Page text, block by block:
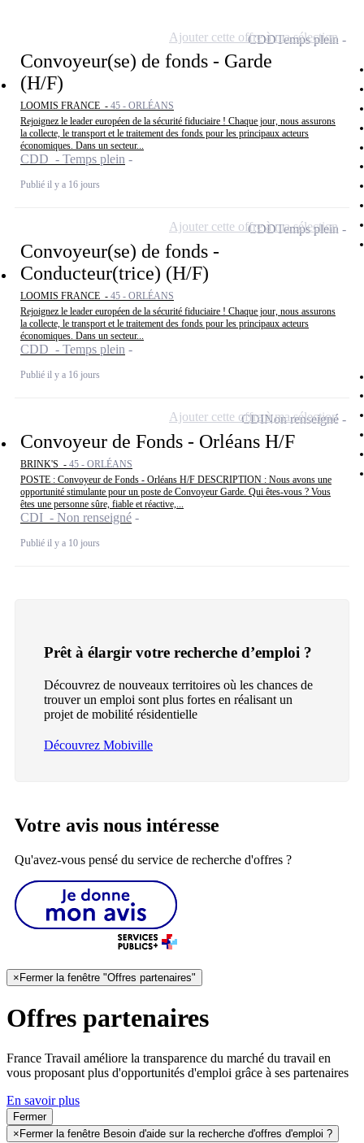
Convoyeur(se) de fonds - Garde
(H/F)
LOOMIS FRANCE - 45 - ORLÉANS
Rejoignez le leader européen de la sécurité fiduciaire ! Chaque jour, nous assurons
la collecte, le transport et le traitement des fonds pour les principaux acteurs
économiques. Dans un secteur...
CDD - Temps plein
Publié il y a 16 jours
CDDTemps plein
Ajouter cette offre à ma sélection
Convoyeur(se) de fonds -
Conducteur(trice) (H/F)
LOOMIS FRANCE - 45 - ORLÉANS
Rejoignez le leader européen de la sécurité fiduciaire ! Chaque jour, nous assurons
la collecte, le transport et le traitement des fonds pour les principaux acteurs
économiques. Dans un secteur...
CDD - Temps plein
Publié il y a 16 jours
CDDTemps plein
Ajouter cette offre à ma sélection
Convoyeur de Fonds - Orléans H/F
BRINK'S - 45 - ORLÉANS
POSTE : Convoyeur de Fonds - Orléans H/F DESCRIPTION : Nous avons une
opportunité stimulante pour un poste de Convoyeur Garde. Qui êtes-vous ? Vous
êtes une personne sûre, fiable et réactive,...
CDI - Non renseigné
Publié il y a 10 jours
CDINon renseigné
Ajouter cette offre à ma sélection
Prêt à élargir votre recherche d’emploi ?
Découvrez de nouveaux territoires où les chances de
trouver un emploi sont plus fortes en réalisant un
projet de mobilité résidentielle
Découvrez Mobiville
Votre avis nous intéresse
Qu'avez-vous pensé du service de recherche d'offres ?
× Fermer la fenêtre "Offres partenaires"
Offres partenaires
France Travail améliore la transparence du marché du travail en
vous proposant plus d'opportunités d'emploi grâce à ses partenaires
En savoir plus
Fermer
×Fermer la fenêtre Besoin d'aide sur la recherche d'offres d'emploi ?